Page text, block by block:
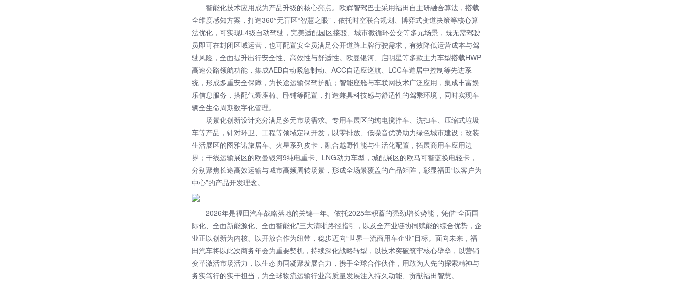
智能化技术应用成为产品升级的核心亮点。欧辉智驾巴士采用福田自主研融合算法，搭载
全维度感知方案，打造360°无盲区“智慧之眼”，依托时空联合规划、博弈式变道决策等核心算
法优化，可实现L4级自动驾驶，完美适配园区接驳、城市微循环公交等多元场景，既无需驾驶
员即可在封闭区域运营，也可配置安全员满足公开道路上牌行驶需求，有效降低运营成本与驾
驶风险，全面提升出行安全性、高效性与舒适性。欧曼银河、启明星等多款主力车型搭载HWP
高速公路领航功能，集成AEB自动紧急制动、ACC自适应巡航、LCC车道居中控制等先进系
统，形成多重安全保障，为长途运输保驾护航；智能座舱与车联网技术广泛应用，集成丰富娱
乐信息服务，搭配气囊座椅、卧铺等配置，打造兼具科技感与舒适性的驾乘环境，同时实现车
辆全生命周期数字化管理。
场景化创新设计充分满足多元市场需求。专用车展区的纯电搅拌车、洗扫车、压缩式垃圾
车等产品，针对环卫、工程等领域定制开发，以零排放、低噪音优势助力绿色城市建设；改装
生活展区的图雅诺旅居车、火星系列皮卡，融合越野性能与生活化配置，拓展商用车应用边
界；干线运输展区的欧曼银河9纯电重卡、LNG动力车型，城配展区的欧马可智蓝换电轻卡，
分别聚焦长途高效运输与城市高频周转场景，形成全场景覆盖的产品矩阵，彰显福田“以客户为
中心”的产品开发理念。
2026年是福田汽车战略落地的关键一年。依托2025年积蓄的强劲增长势能，凭借“全面国
际化、全面新能源化、全面智能化”三大清晰路径指引，以及全产业链协同赋能的综合优势，企
业正以创新为内核、以开放合作为纽带，稳步迈向“世界一流商用车企业”目标。面向未来，福
田汽车将以此次商务年会为重要契机，持续深化战略转型，以技术突破筑牢核心壁垒，以营销
变革激活市场活力，以生态协同凝聚发展合力，携手全球合作伙伴，用敢为人先的探索精神与
务实笃行的实干担当，为全球物流运输行业高质量发展注入持久动能、贡献福田智慧。